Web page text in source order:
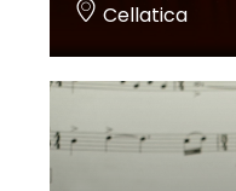
Cellatica